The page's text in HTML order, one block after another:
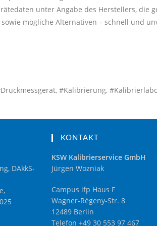
unter Angabe des Herstellers,
mögliche Alternativen – schnell und
#Kalibrierung,
DAkkS-
KONTAKT
KSW Kalibrierservice GmbH
Jürgen Wozniak
Campus ifp Haus F
Wagner-Régeny-Str. 8
12489 Berlin
Telefon +49 30 553 97 467